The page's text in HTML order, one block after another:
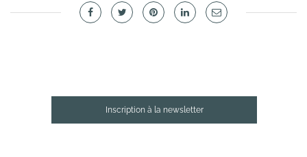
Inscription à la newsletter